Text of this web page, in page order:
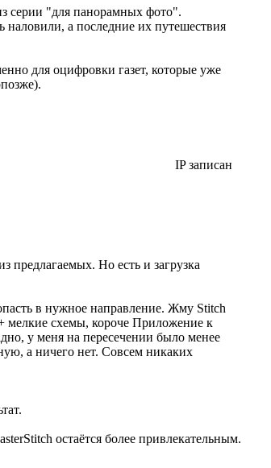
серии "для панорамных фото".
наловили, а последние их путешествия
для оцифровки газет, которые уже
IP записан
предлагаемых. Но есть и загрузка
в нужное направление. Жму Stitch
мелкие схемы, короче Приложение к
у меня на пересечении было менее
а ничего нет. Совсем никаких
остаётся более привлекательным.